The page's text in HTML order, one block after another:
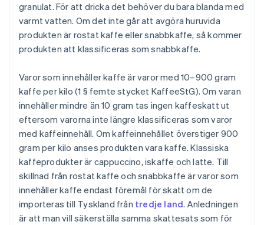
granulat. För att dricka det behöver du bara blanda med
varmt vatten. Om det inte går att avgöra huruvida
produkten är rostat kaffe eller snabbkaffe, så kommer
produkten att klassificeras som snabbkaffe.
Varor som innehåller kaffe är varor med 10–900 gram
kaffe per kilo (1 § femte stycket KaffeeStG). Om varan
innehåller mindre än 10 gram tas ingen kaffeskatt ut
eftersom varorna inte längre klassificeras som varor
med kaffeinnehåll. Om kaffeinnehållet överstiger 900
gram per kilo anses produkten vara kaffe. Klassiska
kaffeprodukter är cappuccino, iskaffe och latte. Till
skillnad från rostat kaffe och snabbkaffe är varor som
innehåller kaffe endast föremål för skatt om de
importeras till Tyskland från tredje land. Anledningen
är att man vill säkerställa samma skattesats som för